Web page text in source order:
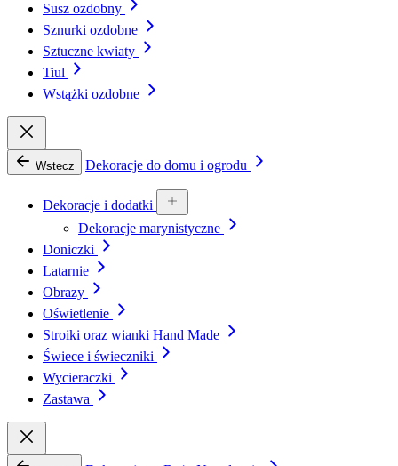
Susz ozdobny
Sznurki ozdobne
Sztuczne kwiaty
Tiul
Wstążki ozdobne
Wstecz Dekoracje do domu i ogrodu
Dekoracje i dodatki
Dekoracje marynistyczne
Doniczki
Latarnie
Obrazy
Oświetlenie
Stroiki oraz wianki Hand Made
Świece i świeczniki
Wycieraczki
Zastawa